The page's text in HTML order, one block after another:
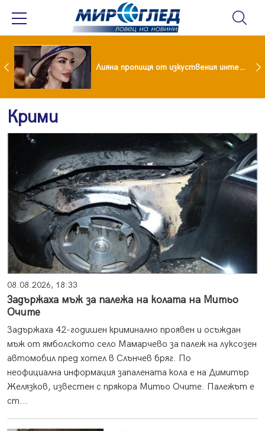
Популярен риалити герой заряза жена си заради друга Лияна пропищя от изкуствения интелект
Крими
08.08.2026, 18:33
Задържаха мъж за палежа на колата на Митьо
Очите
Задържаха 42-годишен криминално проявен и осъждан
мъж от ямболското село Мамарчево за палеж на луксозен
автомобил пред хотел в Слънчев бряг. По
неофициална информация запалената кола е на Димитър
Желязков, известен с прякора Митьо Очите. Палежът е
ст...